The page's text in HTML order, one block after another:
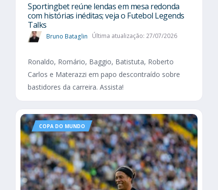
Sportingbet reúne lendas em mesa redonda
com histórias inéditas; veja o Futebol Legends
Talks
Bruno Bataglin Última atualização: 27/07/2026
Ronaldo, Romário, Baggio, Batistuta, Roberto
Carlos e Materazzi em papo descontraído sobre
bastidores da carreira. Assista!
COPA DO MUNDO